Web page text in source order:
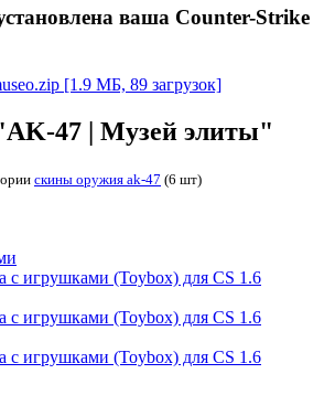
ваша Counter-Strike
[1.9 МБ, 89 загрузок]
47 | Музей элиты"
скины оружия ak-47 (6 шт)